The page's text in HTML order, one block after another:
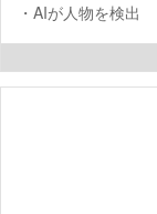
・AIが人物を検出